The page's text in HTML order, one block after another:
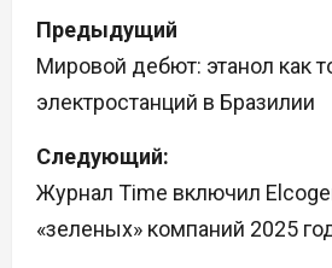
Н
а
в
и
г
Предыдущий
Мировой дебют: этанол как
электростанций в Бразилии
Следующий:
Журнал Time включил
«зеленых» компаний 2025